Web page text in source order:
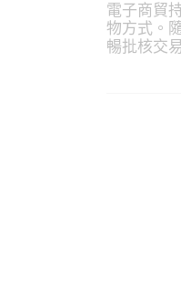
電子商貿
物方式。
暢批核交